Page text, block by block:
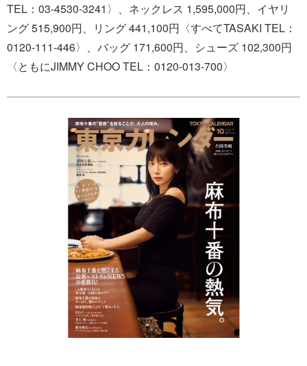
TEL：03-4530-3241〉、ネックレス 1,595,000円、イヤリ
ング 515,900円、リング 441,100円〈すべてTASAKI TEL：
0120-111-446〉、バッグ 171,600円、シューズ 102,300円
〈ともにJIMMY CHOO TEL：0120-013-700〉